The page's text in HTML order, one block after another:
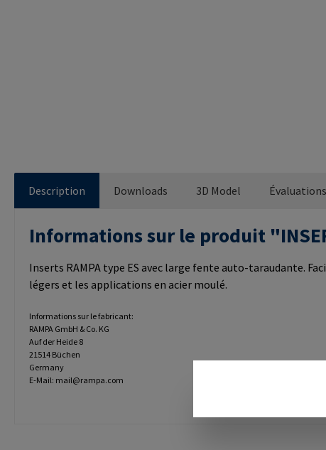
Description Downloads 3D Model Évaluations
Informations sur le produit
Inserts RAMPA type ES avec large fente auto-taraudante.
légers et les applications en acier moulé.
Informations sur le fabricant:
RAMPA GmbH & Co. KG
Auf der Heide 8
21514 Büchen
Germany
E-Mail: mail@rampa.com